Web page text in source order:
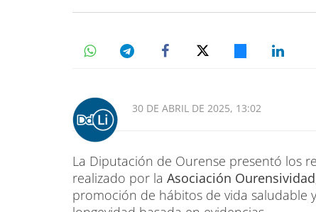
30 DE ABRIL DE 2025, 13:02
La Diputación de Ourense presentó los
realizado por la Asociación Ourensividad
promoción de hábitos de vida saludable